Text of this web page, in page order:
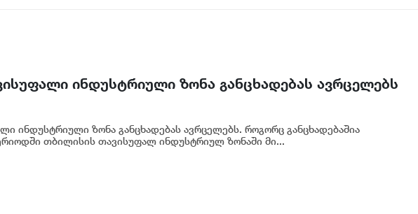
ინდუსტრიული ზონა განცხადებას ავრცელებს
ინდუსტრიული ზონა განცხადებას ავრცელებს. როგორც განცხადებაშია
თბილისის თავისუფალ ინდუსტრიულ ზონაში მი...